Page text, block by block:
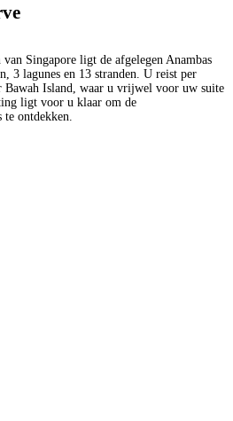
Singapore ligt de afgelegen Anambas
3 lagunes en 13 stranden. U reist per
Bawah Island, waar u vrijwel voor uw suite
ligt voor u klaar om de
te ontdekken.